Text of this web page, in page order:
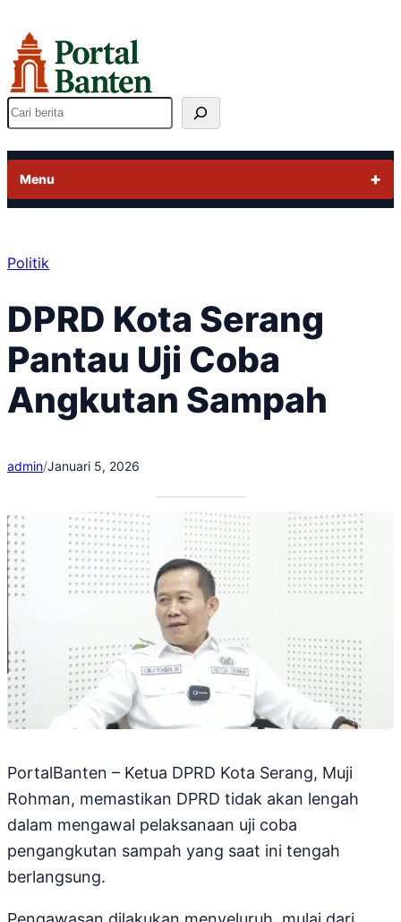
ke
konten
Cari
Menu
Politik
DPRD Kota Serang
Pantau Uji Coba
Angkutan Sampah
admin/Januari 5, 2026
PortalBanten – Ketua DPRD Kota Serang, Muji
Rohman, memastikan DPRD tidak akan lengah
dalam mengawal pelaksanaan uji coba
pengangkutan sampah yang saat ini tengah
berlangsung.